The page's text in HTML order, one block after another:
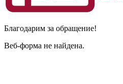
Благодарим за обращение!
Веб-форма не найдена.